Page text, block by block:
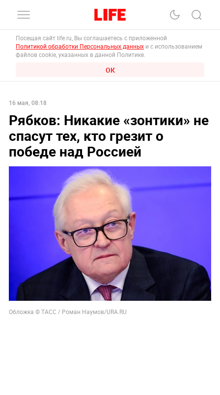
Посещая сайт life.ru, Вы соглашаетесь с приложенной
Политикой обработки Персональных данных и с использованием
файлов cookie, указанных в данной Политике.
ОК
16 мая, 08:18
Рябков: Никакие «зонтики» не
спасут тех, кто грезит о
победе над Россией
Обложка © ТАСС / Роман Наумов/URA.RU